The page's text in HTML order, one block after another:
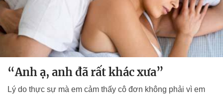
“Anh ạ, anh đã rất khác xưa”
Lý do thực sự mà em cảm thấy cô đơn không phải vì em